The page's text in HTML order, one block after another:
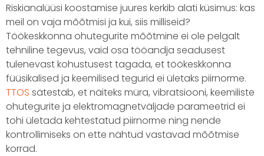
Riskianalüüsi koostamise juures kerkib alati küsimus: kas
meil on vaja mõõtmisi ja kui, siis milliseid?
Töökeskkonna ohutegurite mõõtmine ei ole pelgalt
tehniline tegevus, vaid osa tööandja seadusest
tulenevast kohustusest tagada, et töökeskkonna
füüsikalised ja keemilised tegurid ei ületaks piirnorme.
TTOS sätestab, et näiteks müra, vibratsiooni, keemiliste
ohutegurite ja elektromagnetväljade parameetrid ei
tohi ületada kehtestatud piirnorme ning nende
kontrollimiseks on ette nähtud vastavad mõõtmise
korrad.